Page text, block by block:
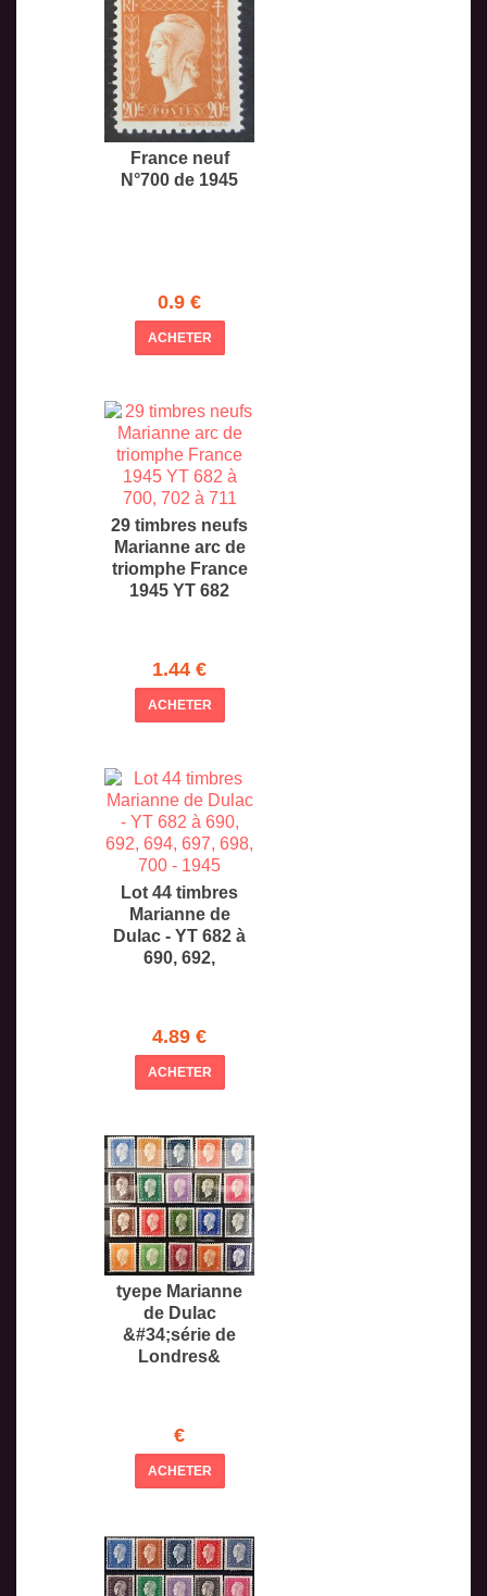
France neuf
N°700 de 1945
0.9 €
ACHETER
29 timbres neufs
Marianne arc de
triomphe France
1945 YT 682
1.44 €
ACHETER
Lot 44 timbres
Marianne de
Dulac - YT 682 à
690, 692,
4.89 €
ACHETER
tyepe Marianne
de Dulac
&#34;série de
Londres&
€
ACHETER